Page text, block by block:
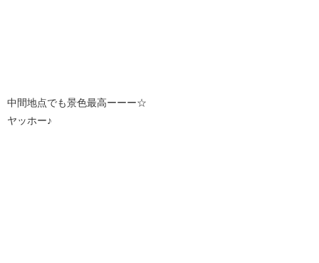
中間地点でも景色最高ーーー☆
ヤッホー♪